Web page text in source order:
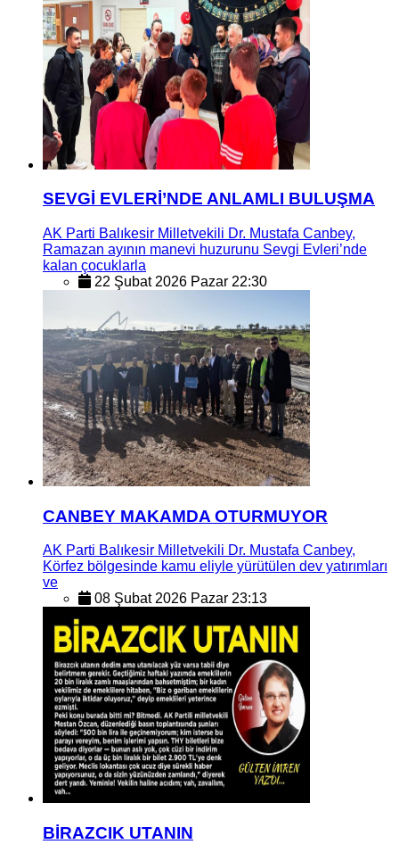
SEVGİ EVLERİ’NDE ANLAMLI BULUŞMA
AK Parti Balıkesir Milletvekili Dr. Mustafa Canbey,
Ramazan ayının manevi huzurunu Sevgi Evleri’nde
kalan çocuklarla
22 Şubat 2026 Pazar 22:30
CANBEY MAKAMDA OTURMUYOR
AK Parti Balıkesir Milletvekili Dr. Mustafa Canbey,
Körfez bölgesinde kamu eliyle yürütülen dev yatırımları
ve
08 Şubat 2026 Pazar 23:13
BİRAZCIK UTANIN